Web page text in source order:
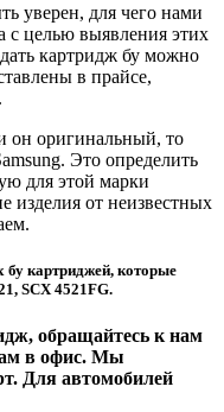
уверен, для чего нами
с целью выявления этих
картридж бу можно
в прайсе,
он оригинальный, то
Это определить
для этой марки
изделия от неизвестных
бу картриджей, которые
SCX 4521FG.
обращайтесь к нам
в офис. Мы
Для автомобилей